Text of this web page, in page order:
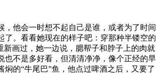
他会一时想不起自己是谁，或者为了时间
。看看她现在的样子吧：穿那种半镂空的
画过，她一边说，腮帮子和脖子上的肉就
也不是多好看，但清清净净，像个正经的早
的“牛尾巴”鱼，他点过啤酒之后，又要了